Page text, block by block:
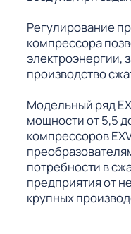
Регулирование
компрессора
электроэнергии,
производство
Модельный ряд
мощности от 5,5
компрессоров
потребности в
предприятия от
крупных